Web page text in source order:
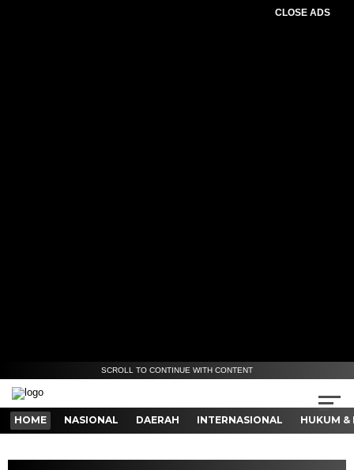
CLOSE ADS
SCROLL TO CONTINUE WITH CONTENT
HOME NASIONAL DAERAH INTERNASIONAL HUKUM &